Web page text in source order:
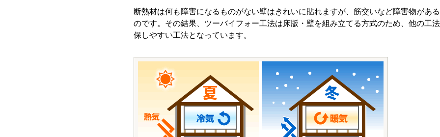
断熱材は何も障害になるものがない壁はきれいに貼れますが、筋交いなど障害物があ
のです。その結果、ツーバイフォー工法は床版・壁を組み立てる方式のため、他の工
保しやすい工法となっています。